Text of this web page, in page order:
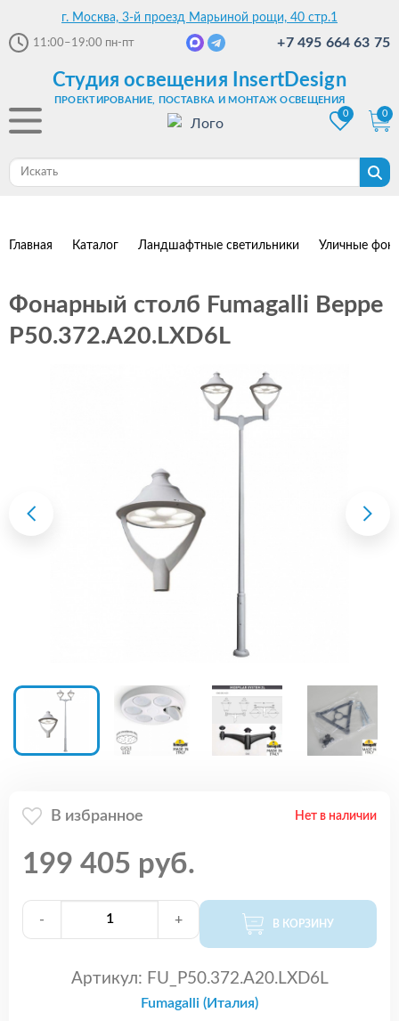
г. Москва, 3-й проезд Марьиной рощи, 40 стр.1
11:00–19:00 пн-пт +7 495 664 63 75
Студия освещения InsertDesign
ПРОЕКТИРОВАНИЕ, ПОСТАВКА И МОНТАЖ ОСВЕЩЕНИЯ
0
0
Главная Каталог Ландшафтные светильники Уличные
Фонарный столб Fumagalli Beppe
P50.372.A20.LXD6L
В избранное Нет в наличии
199 405 руб.
- + В КОРЗИНУ
Артикул: FU_P50.372.A20.LXD6L
Fumagalli (Италия)